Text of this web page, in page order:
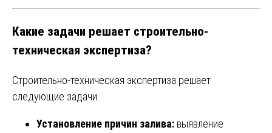
Какие задачи решает строительно-
техническая экспертиза?
Строительно-техническая экспертиза решает
следующие задачи:
Установление причин залива: выявление